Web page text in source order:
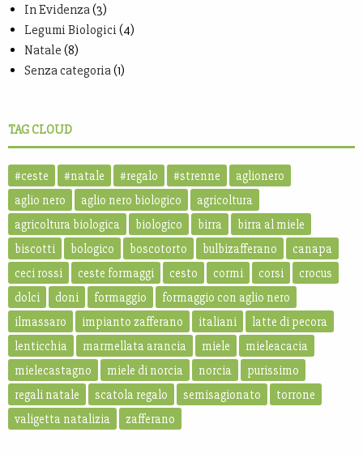
In Evidenza(3)
Legumi Biologici (4)
Natale (8)
Senza categoria(1)
TAG CLOUD
#ceste #natale #regalo #strenne
aglionero
aglio nero
aglio nero biologico
agricoltura
agricoltura biologica
biologico birra
birra al miele
biscotti
bologico boscotorto bulbizafferano
canapa
ceci rossi
ceste formaggi cesto cormi corsi
crocus
dolci
doni formaggio
formaggio con aglio nero
ilmassaro
impianto zafferano italiani
latte di pecora
lenticchia
marmellata arancia miele
mieleacacia
mielecastagno
miele di norcia norcia
purissimo
regali natale
scatola regalo semisagionato
torrone
valigetta natalizia
zafferano